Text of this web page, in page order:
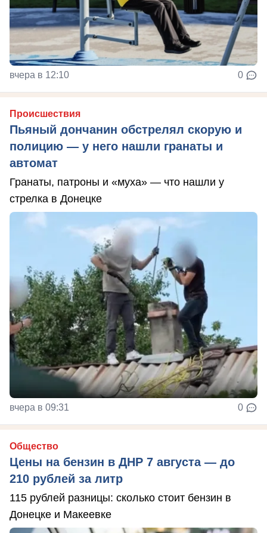
вчера в 12:10 0
Происшествия
Пьяный дончанин обстрелял скорую и
полицию — у него нашли гранаты и
автомат
Гранаты, патроны и «муха» — что нашли у
стрелка в Донецке
вчера в 09:31 0
Общество
Цены на бензин в ДНР 7 августа — до
210 рублей за литр
115 рублей разницы: сколько стоит бензин в
Донецке и Макеевке